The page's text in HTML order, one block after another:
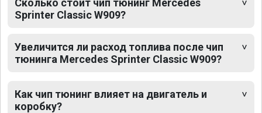
Сколько стоит чип тюнинг Mercedes
Sprinter Classic W909?
Увеличится ли расход топлива после чип
тюнинга Mercedes Sprinter Classic W909?
Как чип тюнинг влияет на двигатель и
коробку?